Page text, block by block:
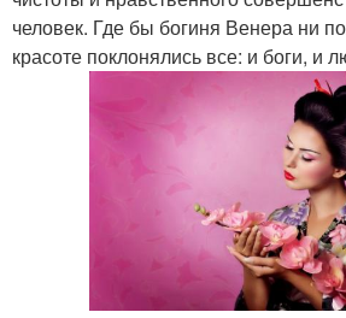
человек. Где бы богиня Венера ни
красоте поклонялись все: и боги, и